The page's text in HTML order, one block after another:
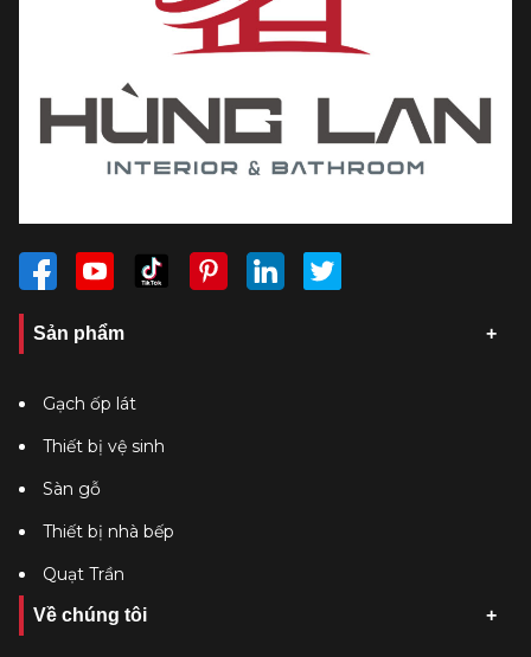
Sản phẩm
Gạch ốp lát
Thiết bị vệ sinh
Sàn gỗ
Thiết bị nhà bếp
Quạt Trần
Về chúng tôi